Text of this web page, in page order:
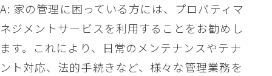
A: 家の管理に困っている方には、プロパティマ
ネジメントサービスを利用することをお勧めし
ます。これにより、日常のメンテナンスやテナ
ント対応、法的手続きなど、様々な管理業務を